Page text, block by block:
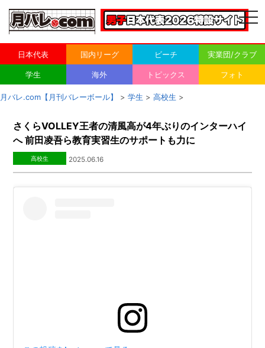
日本代表 国内リーグ ビーチ 実業団/クラブ
学生 海外 トピックス フォト
月バレ.com【月刊バレーボール】 > 学生 > 高校生 >
さくらVOLLEY王者の清風高が4年ぶりのインターハイ
へ 前田凌吾ら教育実習生のサポートも力に
高校生 2025.06.16